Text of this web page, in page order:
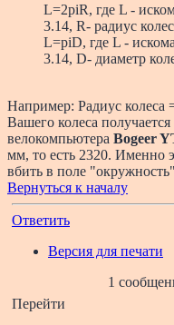
L=2piR, где L -
3.14, R- радиус
L=piD, где L -
3.14, D- диаметр
Например: Радиус
Вашего колеса
велокомпьютера Bogeer
мм, то есть 2320. Именно
вбить в поле
Вернуться к началу
Ответить
Версия для печати
1
Перейти